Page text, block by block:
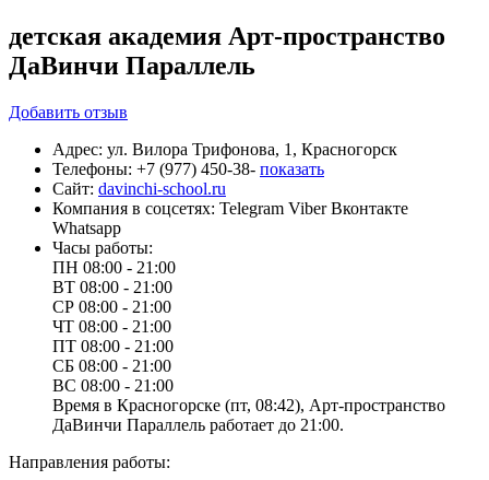
детская академия Арт-пространство
ДаВинчи Параллель
Добавить отзыв
Адрес: ул. Вилора Трифонова, 1, Красногорск
Телефоны: +7 (977) 450-38- показать
Сайт: davinchi-school.ru
Компания в соцсетях: Telegram Viber Вконтакте
Whatsapp
Часы работы:
ПН 08:00 - 21:00
ВТ 08:00 - 21:00
СР 08:00 - 21:00
ЧТ 08:00 - 21:00
ПТ 08:00 - 21:00
СБ 08:00 - 21:00
ВС 08:00 - 21:00
Время в Красногорске (пт, 08:42), Арт-пространство
ДаВинчи Параллель работает до 21:00.
Направления работы: